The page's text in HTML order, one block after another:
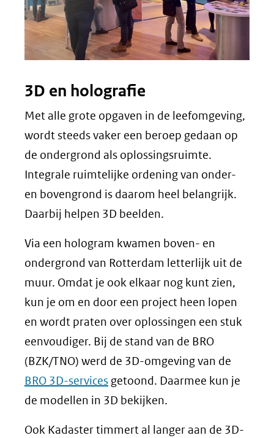
3D en holografie
Met alle grote opgaven in de leefomgeving,
wordt steeds vaker een beroep gedaan op
de ondergrond als oplossingsruimte.
Integrale ruimtelijke ordening van onder-
en bovengrond is daarom heel belangrijk.
Daarbij helpen 3D beelden.
Via een hologram kwamen boven- en
ondergrond van Rotterdam letterlijk uit de
muur. Omdat je ook elkaar nog kunt zien,
kun je om en door een project heen lopen
en wordt praten over oplossingen een stuk
eenvoudiger. Bij de stand van de BRO
(BZK/TNO) werd de 3D-omgeving van de
BRO 3D-services getoond. Daarmee kun je
de modellen in 3D bekijken.
Ook Kadaster timmert al langer aan de 3D-